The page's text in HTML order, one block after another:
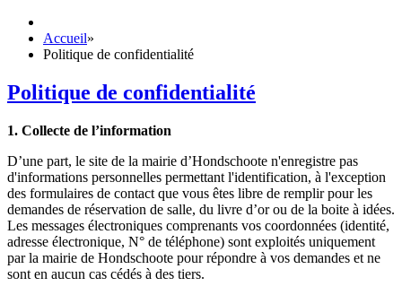
Accueil»
Politique de confidentialité
Politique de confidentialité
1. Collecte de l’information
D’une part, le site de la mairie d’Hondschoote n'enregistre pas
d'informations personnelles permettant l'identification, à l'exception
des formulaires de contact que vous êtes libre de remplir pour les
demandes de réservation de salle, du livre d’or ou de la boite à idées.
Les messages électroniques comprenants vos coordonnées (identité,
adresse électronique, N° de téléphone) sont exploités uniquement
par la mairie de Hondschoote pour répondre à vos demandes et ne
sont en aucun cas cédés à des tiers.